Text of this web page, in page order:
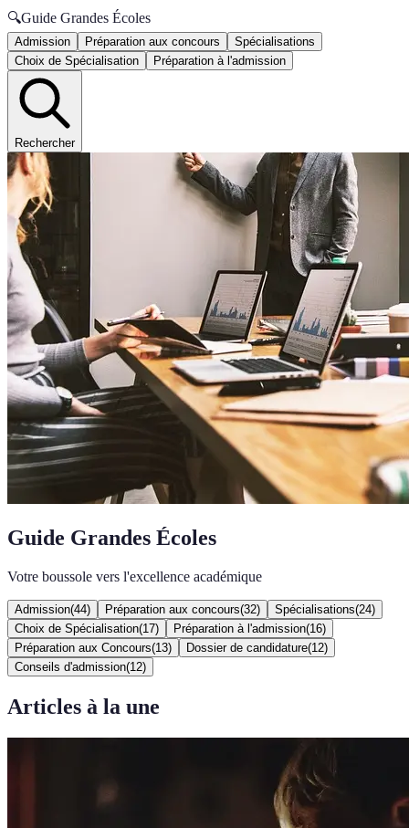
🔍Guide Grandes Écoles
Admission Préparation aux concours
Spécialisations
Choix de Spécialisation
Préparation à l'admission
Rechercher
Guide Grandes Écoles
Votre boussole vers l'excellence académique
Admission(44) Préparation aux concours(32) Spécialisations(24)
Choix de Spécialisation(17) Préparation à l'admission(16)
Préparation aux Concours(13) Dossier de candidature(12)
Conseils d'admission(12)
Articles à la une